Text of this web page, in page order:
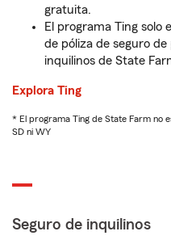
gratuita.
El programa Ting solo
de póliza de seguro
inquilinos de State
Explora Ting
* El programa Ting de State Farm no
SD ni WY
Seguro de inquilinos